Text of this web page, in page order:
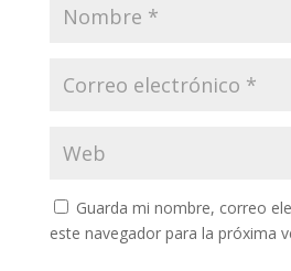
Guarda mi nombre, correo
este navegador para la próxima